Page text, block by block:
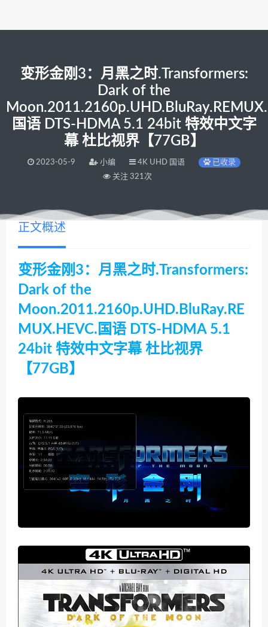
变形金刚3：月黑之时.Transformers:
Dark of the
国语 DTS-HDMA 5.1 24bit 特效中文字
幕 杜比视界【77GB】
2023-05-9 小编 4K UHD 国语
已收录
关注 321次
正文概述
变形金刚3：月黑之时.Transformers:
Dark of the
Moon.2011.2160p.UHD.BluRay.RE
MUX.HEVC.国语 DTS-HDMA 5.1
24bit 特效中文字幕 杜比视界
【77GB】